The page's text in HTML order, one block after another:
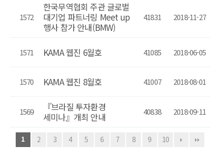
1572
한국무역협회 주관 글로벌
대기업 파트너링 Meet up
행사 참가 안내(BMW)
41831 2018-11-27
1571 KAMA 웹진 6월호 41085 2018-06-05
1570 KAMA 웹진 8월호 41007 2018-08-01
1569
『브라질 투자환경
세미나』개최 안내
40838 2018-09-11
1 2 3 4 5 6 7 8 9 10